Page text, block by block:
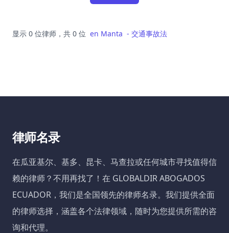
显示 0 位律师，共 0 位 en Manta - 交通事故法
律师名录
在瓜亚基尔、基多、昆卡、马查拉或任何城市寻找值得信
赖的律师？不用再找了！在 GLOBALDIR ABOGADOS
ECUADOR，我们是全国领先的律师名录。我们提供全面
的律师选择，涵盖各个法律领域，随时为您提供所需的咨
询和代理。